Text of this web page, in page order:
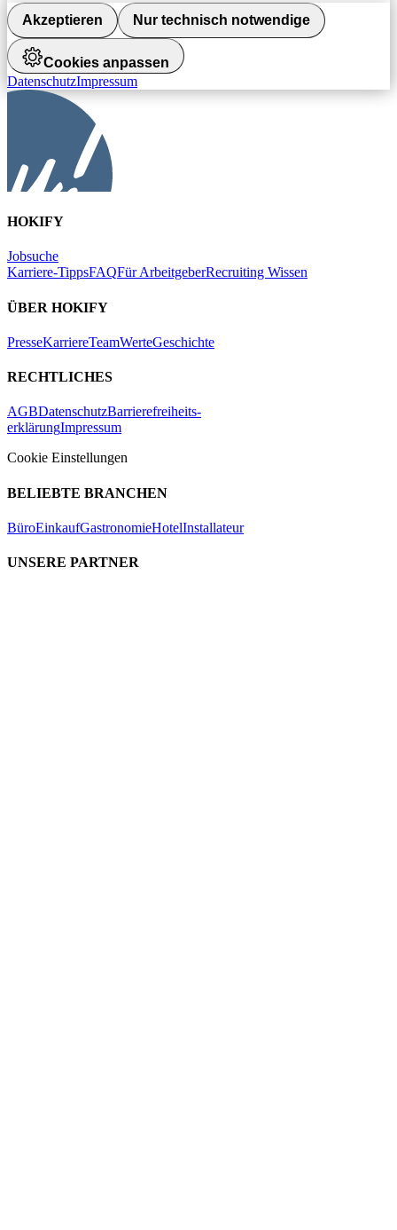
Akzeptieren Nur technisch notwendige
Cookies anpassen
DatenschutzImpressum
HOKIFY
Jobsuche
Karriere-TippsFAQFür ArbeitgeberRecruiting Wissen
ÜBER HOKIFY
PresseKarriereTeamWerteGeschichte
RECHTLICHES
AGBDatenschutzBarrierefreiheits-
erklärungImpressum
Cookie Einstellungen
BELIEBTE BRANCHEN
BüroEinkaufGastronomieHotelInstallateur
UNSERE PARTNER